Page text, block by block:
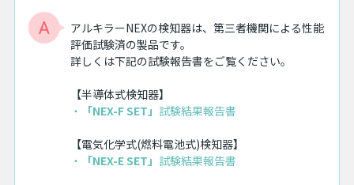
アルキラーNEXの検知器は、第三者機関による性能
評価試験済の製品です。
詳しくは下記の試験報告書をご覧ください。
【半導体式検知器】
・
「NEX-F SET」 試験結果報告書
【電気化学式(燃料電池式)検知器】
・
「NEX-E SET」 試験結果報告書